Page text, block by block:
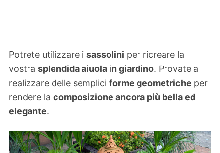
Potrete utilizzare i sassolini per ricreare la
vostra splendida aiuola in giardino. Provate a
realizzare delle semplici forme geometriche per
rendere la composizione ancora più bella ed
elegante.